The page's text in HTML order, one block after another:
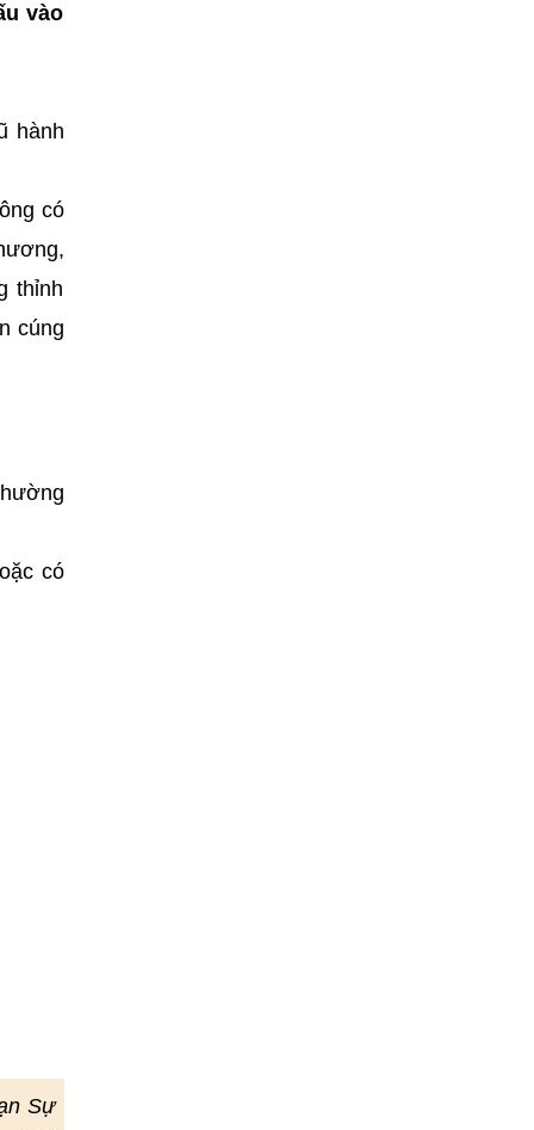
vào
hành
có
thỉnh
cúng
có
Sự